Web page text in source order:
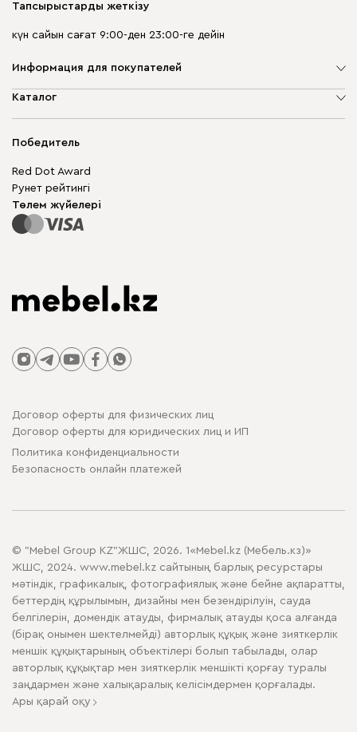
Тапсырыстарды жеткізу
күн сайын сағат 9:00-ден 23:00-ге дейін
Информация для покупателей
Компания туралы
Кепілдік
Бизнес үшін
Сайт картасы
Каталог
Шкаф жиһазы
Модульдік жиһаз
Үстелдер мен орындықтар
Победитель
Red Dot Award
Рунет рейтингі
Төлем жүйелері
Договор оферты для физических лиц
Договор оферты для юридических лиц и ИП
Политика конфиденциальности
Безопасность онлайн платежей
© "Mebel Group KZ"ЖШС, 2026. 1«Mebel.kz (Мебель.кз)»
ЖШС, 2024. www.mebel.kz сайтының барлық ресурстары
мәтіндік, графикалық, фотографиялық және бейне ақпаратты,
беттердің құрылымын, дизайны мен безендірілуін, сауда
белгілерін, домендік атауды, фирмалық атауды қоса алғанда
(бірақ онымен шектелмейді) авторлық құқық және зияткерлік
меншік құқықтарының объектілері болып табылады, олар
авторлық құқықтар мен зияткерлік меншікті қорғау туралы
заңдармен және халықаралық келісімдермен қорғалады.
Ары қарай оқу